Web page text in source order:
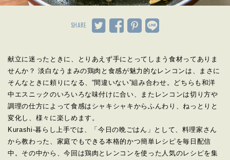
SHARE
献立に迷ったときに、とりあえず手にとってしまう食材ってありま
せんか？ 淡白なうまみの鶏肉と食感が魅力的なレンコンは、まさに
そんなときに頼りになる、“間違いない”組み合わせ。どちらも和洋
中エスニックのいろいろな味付けに合い、またレンコンは切り方や
調理の仕方によって食感はシャキシャキからふんわり、ねっとりと
変化し、様々に楽しめます。
Kurashi-暮らし上手では、「今日の晩ごはん」として、料理家さん
から教わった、家庭でもできる本格的かつ簡単レシピを毎日配信
中。その中から、今回は鶏肉とレンコンを使った人気のレシピを集